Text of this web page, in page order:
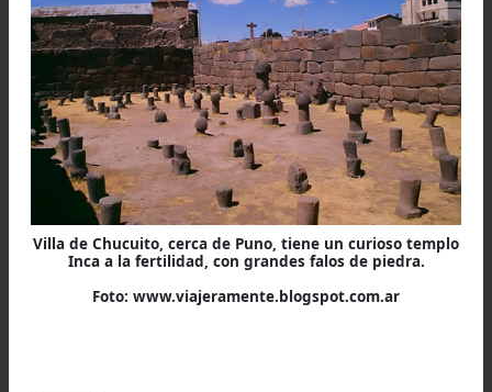
Tordesillas, en su libro
“Historia general de
hechos de los castellanos en las islas, y
Firme de el mar Océano”de 1601-15, en
catálogo de las penas judiciales inkaicas,
comenta nada respecto a que las
fuesen castigadas. Menciona en cambio
que resulta curioso, el castigo al lenocinio,
en aymara recibe el nombre de sakeri,
respecto el autor comenta que“Al
daban tormento públicamente, habiendo junta